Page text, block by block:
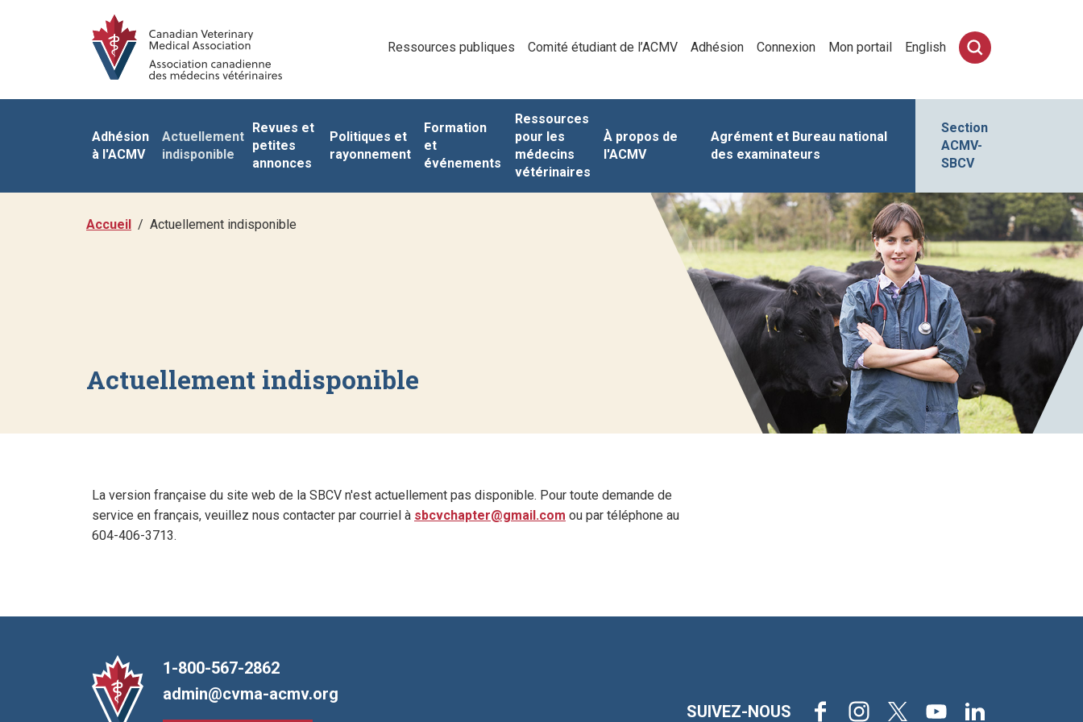
Ressources publiques Comité étudiant de l’ACMV Adhésion Connexion Mon portail English
Adhésion
à l'ACMV
Actuellement
indisponible
Revues et
petites
annonces
Politiques et
rayonnement
Formation
et
événements
Ressources
pour les
médecins
vétérinaires
À propos de
l'ACMV
Agrément et Bureau national
des examinateurs
Section
ACMV-
SBCV
Accueil Actuellement indisponible
Actuellement indisponible
La version française du site web de la SBCV n'est actuellement pas disponible. Pour toute demande de
service en français, veuillez nous contacter par courriel à sbcvchapter@gmail.com ou par téléphone au
604-406-3713.
1-800-567-2862
admin@cvma-acmv.org
SUIVEZ-NOUS
FacebookInstagram
X YoutubeLinkedIn